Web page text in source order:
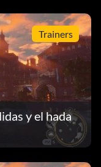
Trainers
y el hada